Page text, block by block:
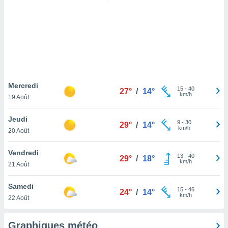
notre
que
et que
Mercredi
19 Août
27° / 14° 15- 40
km/h
Jeudi
20 Août
29° / 14° 9- 30
km/h
Vendredi
21 Août
29° / 18° 13- 40
km/h
Samedi
22 Août
24° / 14° 15- 46
km/h
Graphiques météo